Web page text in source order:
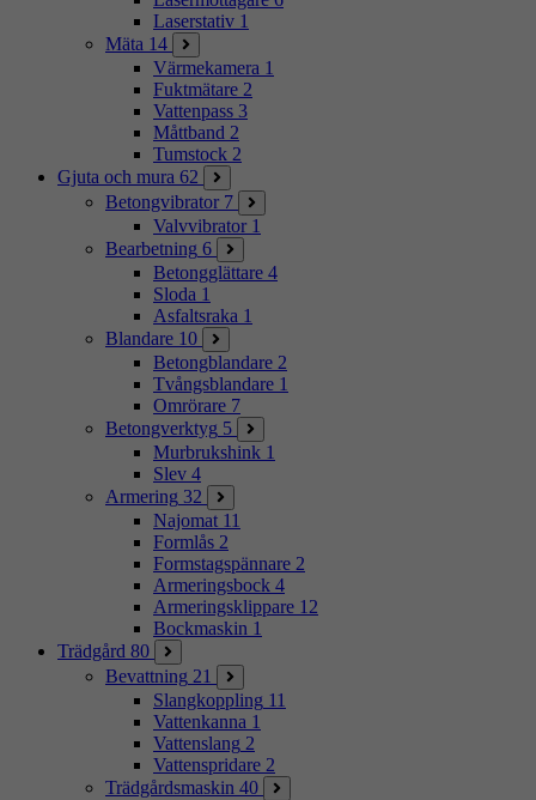
Laserstativ 1
Mäta 14
Värmekamera 1
Fuktmätare 2
Vattenpass 3
Måttband 2
Tumstock 2
Gjuta och mura 62
Betongvibrator 7
Valvvibrator 1
Bearbetning 6
Betongglättare 4
Sloda 1
Asfaltsraka 1
Blandare 10
Betongblandare 2
Tvångsblandare 1
Omrörare 7
Betongverktyg 5
Murbrukshink 1
Slev 4
Armering 32
Najomat 11
Formlås 2
Formstagspännare 2
Armeringsbock 4
Armeringsklippare 12
Bockmaskin 1
Trädgård 80
Bevattning 21
Slangkoppling 11
Vattenkanna 1
Vattenslang 2
Vattenspridare 2
Trädgårdsmaskin 40